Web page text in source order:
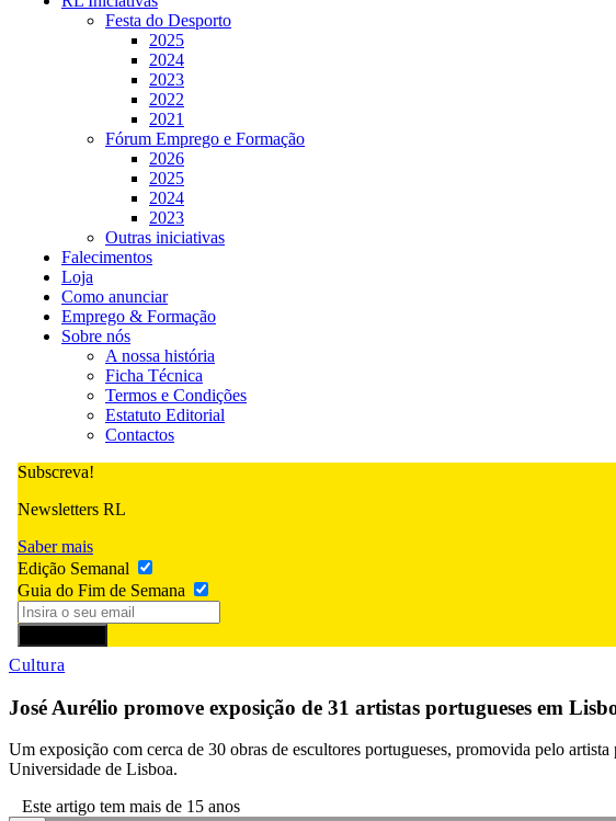
Festa do Desporto
2025
2024
2023
2022
2021
Fórum Emprego e Formação
2026
2025
2024
2023
Outras iniciativas
Falecimentos
Loja
Como anunciar
Emprego & Formação
Sobre nós
A nossa história
Ficha Técnica
Termos e Condições
Estatuto Editorial
Contactos
Subscreva!
Newsletters RL
Saber mais
Edição Semanal
Guia do Fim de Semana
Cultura
José Aurélio promove exposição de 31 artistas portugueses em
Um exposição com cerca de 30 obras de escultores portugueses, promovida pelo
Universidade de Lisboa.
Este artigo tem mais de 15 anos